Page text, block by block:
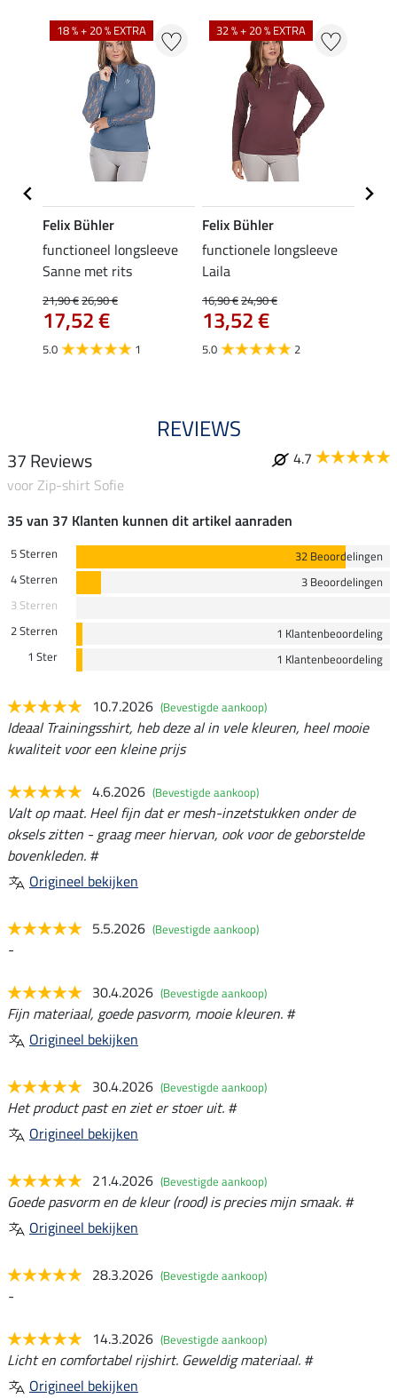
18 % + 20 % EXTRA
Felix Bühler
functioneel longsleeve
Sanne met rits
21,90 €26,90 €
17,52 €
5.0 1
32 % + 20 % EXTRA
Felix Bühler
functionele longsleeve
Laila
16,90 €24,90 €
13,52 €
5.0 2
REVIEWS
37 Reviews
4.7
voor Zip-shirt Sofie
35 van 37 Klanten kunnen dit artikel aanraden
5 Sterren
32 Beoordelingen
4 Sterren
3 Beoordelingen
3 Sterren
2 Sterren
1 Klantenbeoordeling
1 Ster
1 Klantenbeoordeling
10.7.2026 (Bevestigde aankoop)
Ideaal Trainingsshirt, heb deze al in vele kleuren, heel mooie
kwaliteit voor een kleine prijs
4.6.2026 (Bevestigde aankoop)
Valt op maat. Heel fijn dat er mesh-inzetstukken onder de
oksels zitten - graag meer hiervan, ook voor de geborstelde
bovenkleden. #
Origineel bekijken
5.5.2026 (Bevestigde aankoop)
-
30.4.2026 (Bevestigde aankoop)
Fijn materiaal, goede pasvorm, mooie kleuren. #
Origineel bekijken
30.4.2026 (Bevestigde aankoop)
Het product past en ziet er stoer uit. #
Origineel bekijken
21.4.2026 (Bevestigde aankoop)
Goede pasvorm en de kleur (rood) is precies mijn smaak. #
Origineel bekijken
28.3.2026 (Bevestigde aankoop)
-
14.3.2026 (Bevestigde aankoop)
Licht en comfortabel rijshirt. Geweldig materiaal. #
Origineel bekijken